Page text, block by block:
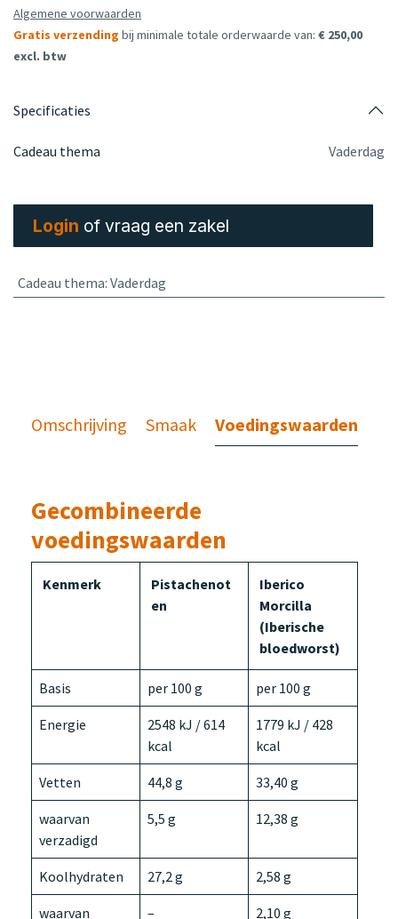
Algemene voorwaarden
Gratis verzending bij minimale totale orderwaarde van: € 250,00
excl. btw
Specificaties
Cadeau thema Vaderdag
Login of vraag een zakel
Cadeau thema: Vaderdag
Omschrijving Smaak Voedingswaarden
Gecombineerde
voedingswaarden
Kenmerk
Pistachenot
en
Iberico
Morcilla
(Iberische
bloedworst)
Basis per 100 g per 100 g
Energie
2548 kJ / 614
kcal
1779 kJ / 428
kcal
Vetten 44,8 g 33,40 g
waarvan
verzadigd
5,5 g 12,38 g
Koolhydraten 27,2 g 2,58 g
waarvan – 2,10 g